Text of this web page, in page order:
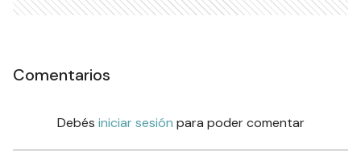
Comentarios
Debés iniciar sesión para poder comentar